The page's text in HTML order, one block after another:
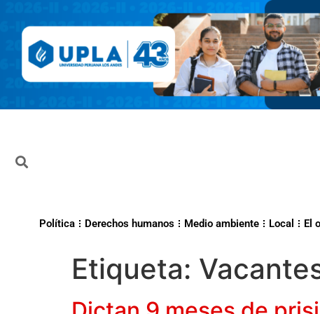
Política Derechos humanos Medio ambiente Local El
Etiqueta: